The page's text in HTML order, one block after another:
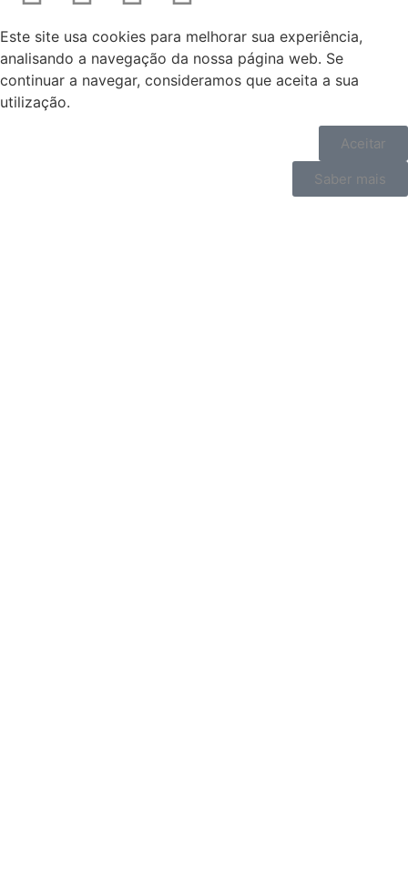
Este site usa cookies para melhorar sua experiência,
analisando a navegação da nossa página web. Se
continuar a navegar, consideramos que aceita a sua
utilização.
Aceitar
Saber mais